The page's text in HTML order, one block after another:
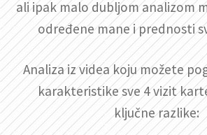
ali ipak malo dubljom analizom
određene mane i prednosti
Analiza iz videa koju možete
karakteristike sve 4 vizit
ključne razlike: